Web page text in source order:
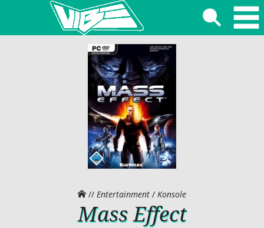
// Entertainment / Konsole
Mass Effect